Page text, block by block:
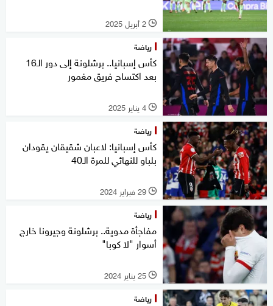
l 2 أبريل 2025
رياضة
كأس إسبانيا.. برشلونة إلى دور الـ16
بعد اكتساح فريق مغمور
l 4 يناير 2025
رياضة
كأس إسبانيا: لاعبان شقيقان يقودان
بلباو للنهائي للمرة الـ40
l 29 فبراير 2024
رياضة
مفاجأة مدوية.. برشلونة وجيرونا خارج
أسوار "لا كوبا"
l 25 يناير 2024
رياضة